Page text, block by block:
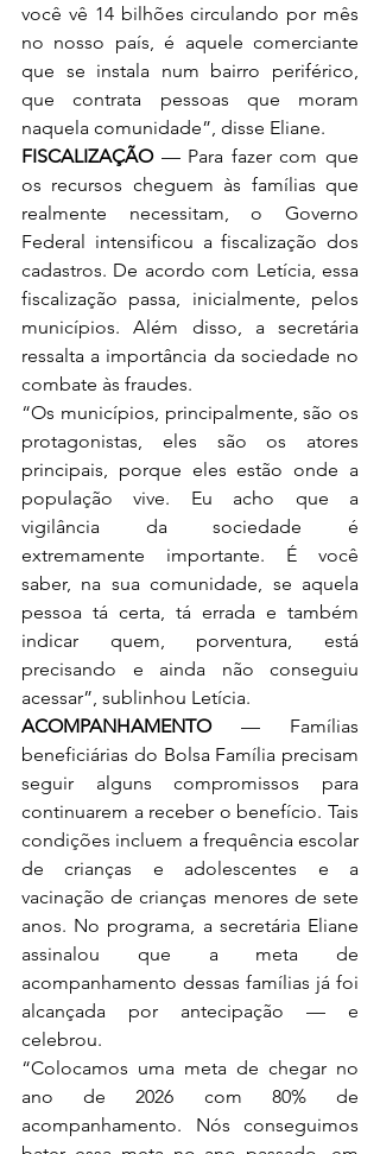
você vê 14 bilhões circulando por mês
no nosso país, é aquele comerciante
que se instala num bairro periférico,
que contrata pessoas que moram
naquela comunidade”, disse Eliane.
FISCALIZAÇÃO — Para fazer com que
os recursos cheguem às famílias que
realmente necessitam, o Governo
Federal intensificou a fiscalização dos
cadastros. De acordo com Letícia, essa
fiscalização passa, inicialmente, pelos
municípios. Além disso, a secretária
ressalta a importância da sociedade no
combate às fraudes.
“Os municípios, principalmente, são os
protagonistas, eles são os atores
principais, porque eles estão onde a
população vive. Eu acho que a
vigilância da sociedade é
extremamente importante. É você
saber, na sua comunidade, se aquela
pessoa tá certa, tá errada e também
indicar quem, porventura, está
precisando e ainda não conseguiu
acessar”, sublinhou Letícia.
ACOMPANHAMENTO — Famílias
beneficiárias do Bolsa Família precisam
seguir alguns compromissos para
continuarem a receber o benefício. Tais
condições incluem a frequência escolar
de crianças e adolescentes e a
vacinação de crianças menores de sete
anos. No programa, a secretária Eliane
assinalou que a meta de
acompanhamento dessas famílias já foi
alcançada por antecipação — e
celebrou.
“Colocamos uma meta de chegar no
ano de 2026 com 80% de
acompanhamento. Nós conseguimos